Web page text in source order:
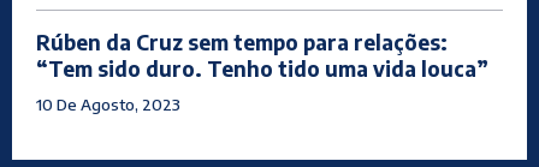
Rúben da Cruz sem tempo para relações:
“Tem sido duro. Tenho tido uma vida louca”
10 De Agosto, 2023